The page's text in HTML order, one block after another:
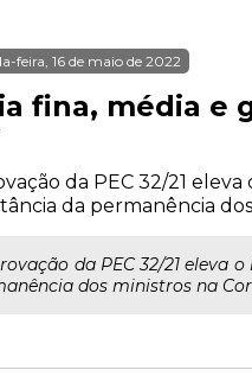
feira, 16 de maio de 2022
fina, média e
da PEC 32/21
da permanência
da PEC 32/21 eleva
dos ministros na